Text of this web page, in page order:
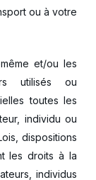
ou à votre
et/ou les
utilisés ou
toutes les
individu ou
dispositions
les droits à la
individus